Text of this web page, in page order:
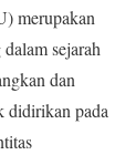
merupakan
sejarah
dan
didirikan pada